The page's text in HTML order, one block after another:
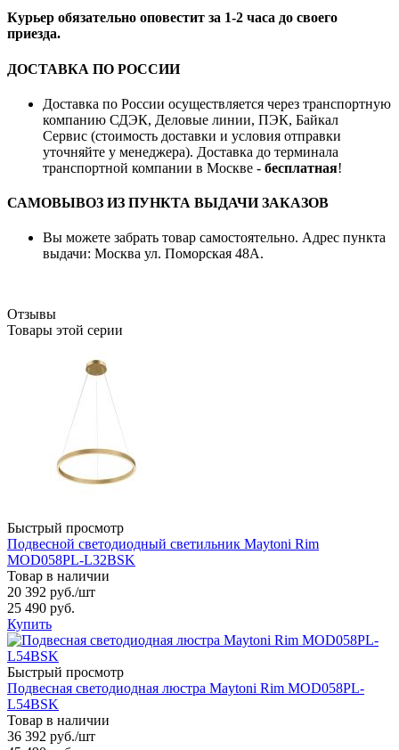
Курьер обязательно оповестит за 1-2 часа до своего
приезда.
ДОСТАВКА ПО РОССИИ
Доставка по России осуществляется через транспортную
компанию СДЭК, Деловые линии, ПЭК, Байкал
Сервис (стоимость доставки и условия отправки
уточняйте у менеджера). Доставка до терминала
транспортной компании в Москве - бесплатная!
САМОВЫВОЗ ИЗ ПУНКТА ВЫДАЧИ ЗАКАЗОВ
Вы можете забрать товар самостоятельно. Адрес пункта
выдачи: Москва ул. Поморская 48А.
Отзывы
Товары этой серии
Быстрый просмотр
Подвесной светодиодный светильник Maytoni Rim
MOD058PL-L32BSK
Товар в наличии
20 392 руб./шт
25 490 руб.
Купить
Быстрый просмотр
Подвесная светодиодная люстра Maytoni Rim MOD058PL-
L54BSK
Товар в наличии
36 392 руб./шт